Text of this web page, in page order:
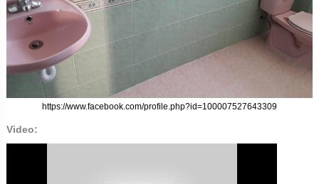
https://www.facebook.com/profile.php?id=100007527643309
Video: